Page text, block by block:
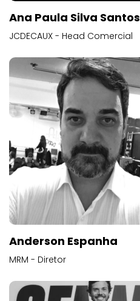
Ana Paula Silva Santos
JCDECAUX - Head Comercial
Anderson Espanha
MRM - Diretor